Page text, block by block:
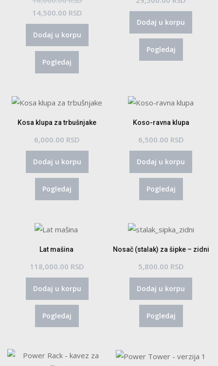
cena
je
14,500.00 RSDTrenutna
cena
Dodaj u korpu
Pogledaj
Dodaj u korpu
Pogledaj
Kosa klupa za trbušnjake
6,000.00 RSD
Dodaj u korpu
Pogledaj
Koso-ravna klupa
6,500.00 RSD
Dodaj u korpu
Pogledaj
Lat mašina
118,000.00 RSD
Dodaj u korpu
Pogledaj
Nosač (stalak) za šipke – zidni
5,800.00 RSD
Dodaj u korpu
Pogledaj